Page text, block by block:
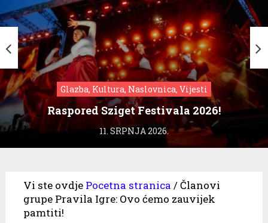
Glazba, Kultura, Naslovnica, Vijesti
Raspored Sziget Festivala 2026!
11. SRPNJA 2026.
Vi ste ovdje Pocetna stranica /Članovi
grupe Pravila Igre: Ovo ćemo zauvijek
pamtiti!